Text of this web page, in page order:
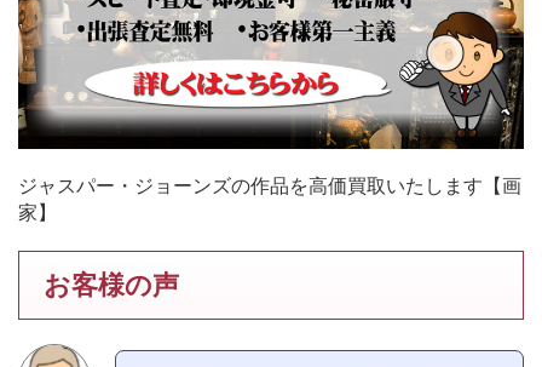
ジャスパー・ジョーンズの作品を高価買取いたします【画
家】
お客様の声